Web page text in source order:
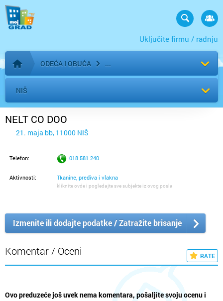
Uključite firmu / radnju
Početna stranica
ODEĆA I OBUĆA
NIŠ
NELT CO DOO
21. maja bb, 11000 NIŠ
Telefon: 018 581 240
Aktivnosti: Tkanine, prediva i vlakna
kliknite ovde i pogledajte sve subjekte iz ovog posla
Izmenite ili dodajte podatke / Zatražite brisanje
Komentar / Oceni RATE
Ovo preduzeće još uvek nema komentara, pošaljite svoju ocenu i